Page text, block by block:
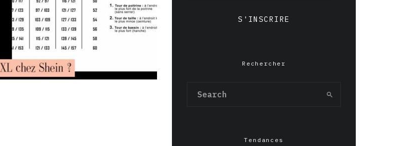
S'INSCRIRE
Rechercher
Tendances